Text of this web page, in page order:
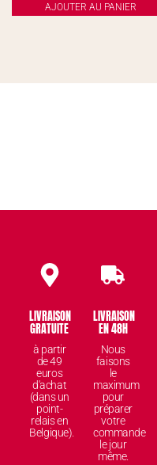
AJOUTER AU PANIER
LIVRAISON
GRATUITE
à partir
de 49
euros
d'achat
(dans un
point-
relais en
Belgique).
LIVRAISON
EN 48H
Nous
faisons
le
maximum
pour
préparer
votre
commande
le jour
même.